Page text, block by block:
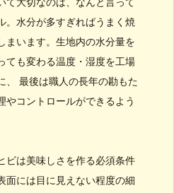
。水分が多すぎればうまく焼
まいます。生地内の水分量を
ても変わる温度・湿度を工場
、 最後は職人の長年の勘もた
やコントロールができるよう
ビは美味しさを作る必須条件
面には目に見えない程度の細